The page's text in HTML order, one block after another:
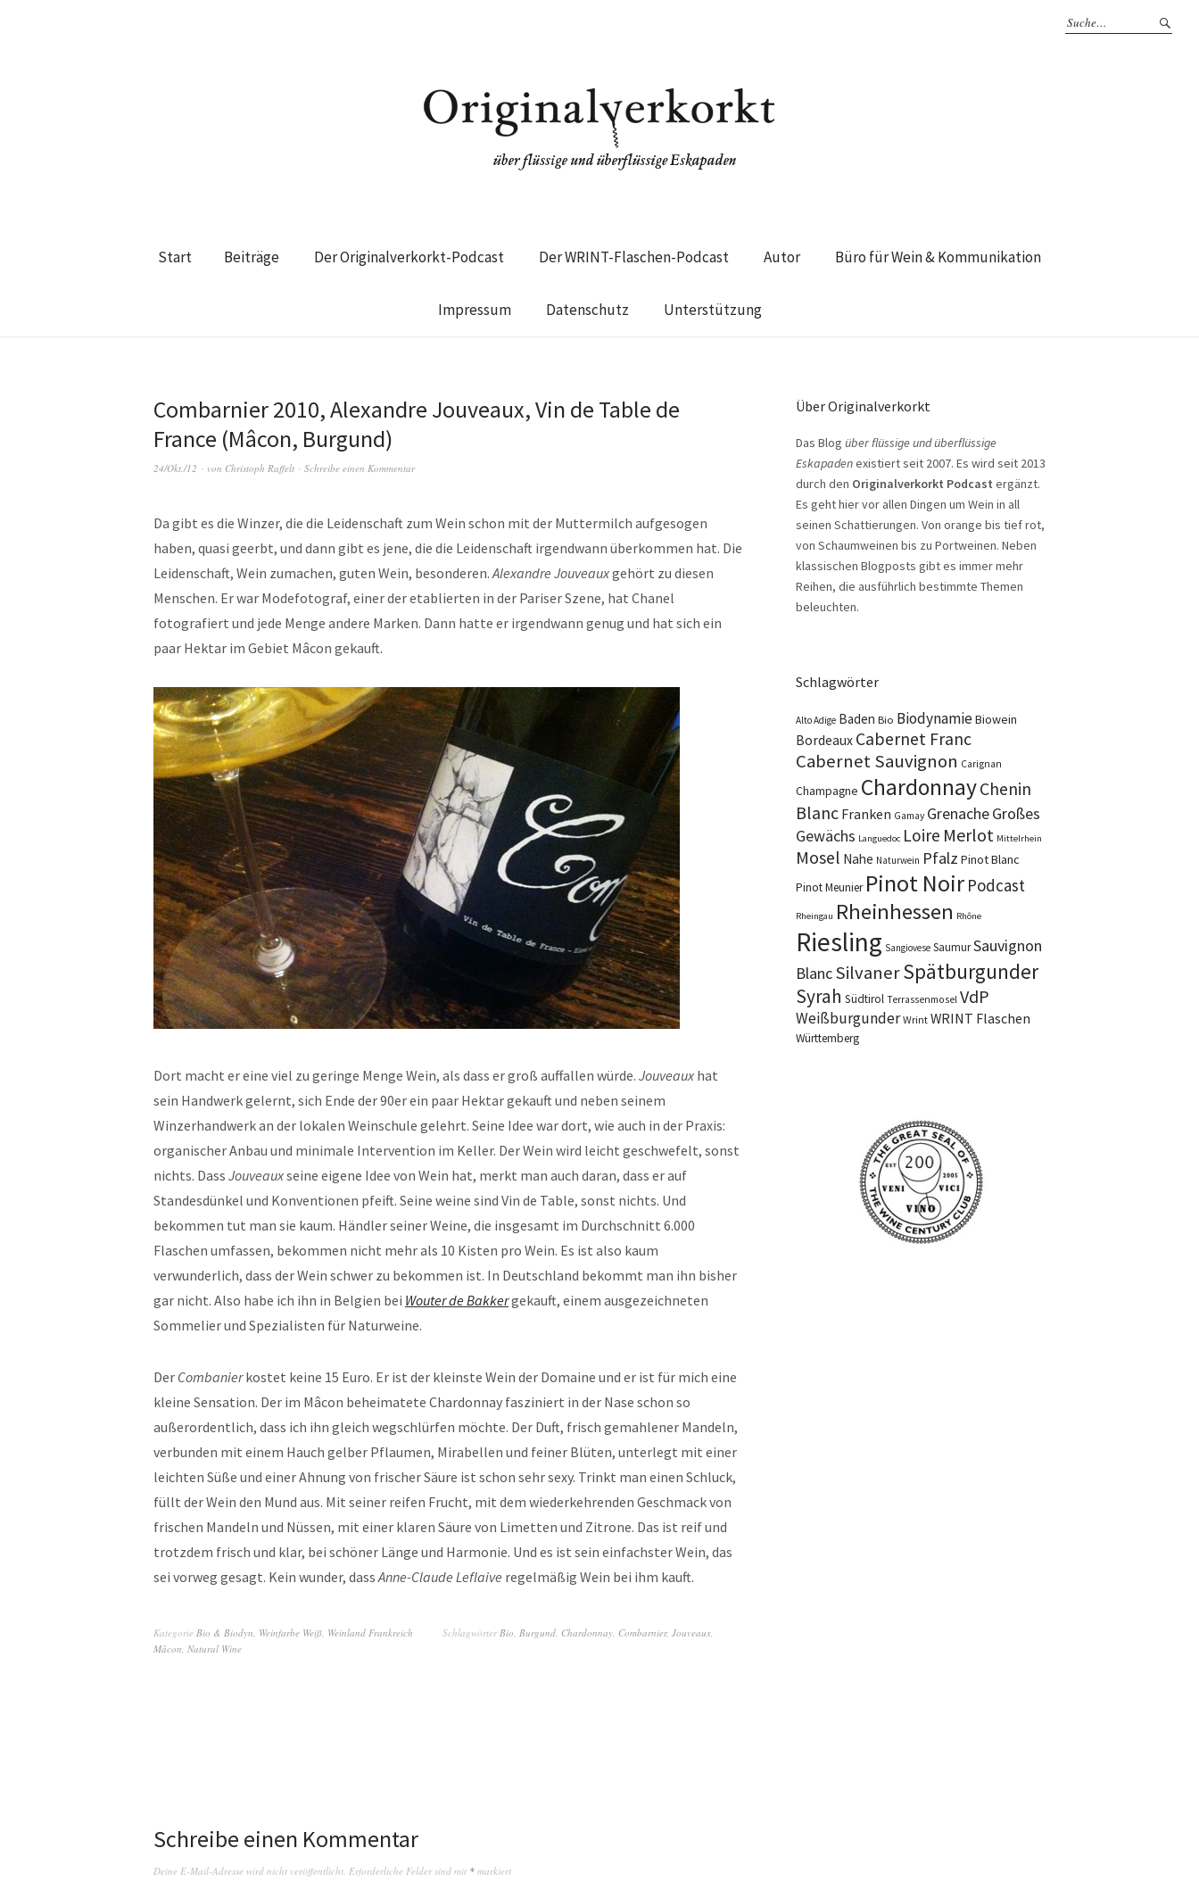
Start Beiträge Der Originalverkorkt-Podcast Der WRINT-Flaschen-Podcast Autor Büro für Wein & Kommunikation
Impressum Datenschutz Unterstützung
Combarnier 2010, Alexandre Jouveaux, Vin de Table de
France (Mâcon, Burgund)
24/Okt./12 von Christoph Raffelt Schreibe einen Kommentar
Da gibt es die Winzer, die die Leidenschaft zum Wein schon mit der Muttermilch aufgesogen
haben, quasi geerbt, und dann gibt es jene, die die Leidenschaft irgendwann überkommen hat. Die
Leidenschaft, Wein zumachen, guten Wein, besonderen.Alexandre Jouveauxgehört zu diesen
Menschen. Er war Modefotograf, einer der etablierten in der Pariser Szene, hat Chanel
fotografiert und jede Menge andere Marken. Dann hatte er irgendwann genug und hat sich ein
paar Hektar im Gebiet Mâcon gekauft.
Dort macht er eine viel zu geringe Menge Wein, als dass er groß auffallen würde. Jouveaux hat
sein Handwerk gelernt, sich Ende der 90er ein paar Hektar gekauft und neben seinem
Winzerhandwerk an der lokalen Weinschule gelehrt. Seine Idee war dort, wie auch in der Praxis:
organischer Anbau und minimale Intervention im Keller. Der Wein wird leicht geschwefelt, sonst
nichts. Dass Jouveauxseine eigene Idee von Wein hat, merkt man auch daran, dass er auf
Standesdünkel und Konventionen pfeift. Seine weine sind Vin de Table, sonst nichts. Und
bekommen tut man sie kaum. Händler seiner Weine, die insgesamt im Durchschnitt 6.000
Flaschen umfassen, bekommen nicht mehr als 10 Kisten pro Wein. Es ist also kaum
verwunderlich, dass der Wein schwer zu bekommen ist. In Deutschland bekommt man ihn bisher
gar nicht. Also habe ich ihn in Belgien bei Wouter de Bakkergekauft, einem ausgezeichneten
Sommelier und Spezialisten für Naturweine.
Der Combanierkostet keine 15 Euro. Er ist der kleinste Wein der Domaine und er ist für mich eine
kleine Sensation. Der im Mâcon beheimatete Chardonnay fasziniert in der Nase schon so
außerordentlich, dass ich ihn gleich wegschlürfen möchte. Der Duft, frisch gemahlener Mandeln,
verbunden mit einem Hauch gelber Pflaumen, Mirabellen und feiner Blüten, unterlegt mit einer
leichten Süße und einer Ahnung von frischer Säure ist schon sehr sexy. Trinkt man einen Schluck,
füllt der Wein den Mund aus. Mit seiner reifen Frucht, mit dem wiederkehrenden Geschmack von
frischen Mandeln und Nüssen, mit einer klaren Säure von Limetten und Zitrone. Das ist reif und
trotzdem frisch und klar, bei schöner Länge und Harmonie. Und es ist sein einfachster Wein, das
sei vorweg gesagt. Kein wunder, dassAnne-Claude Leflaive regelmäßig Wein bei ihm kauft.
Kategorie Bio & Biodyn, Weinfarbe Weiß, Weinland Frankreich SchlagwörterBio, Burgund, Chardonnay, Combarnier, Jouveaux,
Mâcon, Natural Wine
Schreibe einen Kommentar
Deine E-Mail-Adresse wird nicht veröffentlicht. Erforderliche Felder sind mit * markiert
Über Originalverkorkt
Das Blog über flüssige und überflüssige
Eskapadenexistiert seit 2007. Es wird seit 2013
durch den Originalverkorkt Podcast ergänzt.
Es geht hier vor allen Dingen um Wein in all
seinen Schattierungen. Von orange bis tief rot,
von Schaumweinen bis zu Portweinen. Neben
klassischen Blogposts gibt es immer mehr
Reihen, die ausführlich bestimmte Themen
beleuchten.
Schlagwörter
Alto Adige Baden Bio BiodynamieBiowein
Bordeaux Cabernet Franc
Cabernet Sauvignon Carignan
Champagne ChardonnayChenin
Blanc Franken Gamay GrenacheGroßes
Gewächs Languedoc Loire Merlot Mittelrhein
Mosel Nahe Naturwein Pfalz Pinot Blanc
Pinot Meunier Pinot Noir Podcast
Rheingau Rheinhessen Rhône
Riesling Sangiovese SaumurSauvignon
BlancSilvanerSpätburgunder
Syrah Südtirol Terrassenmosel VdP
Weißburgunder Wrint WRINT Flaschen
Württemberg